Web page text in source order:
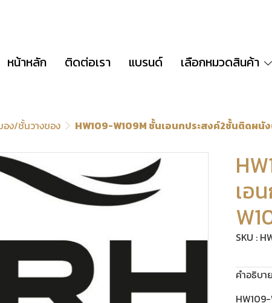
หน้าหลัก ติดต่อเรา แบรนด์ เลือกหมวดสินค้า
อง/ชั้นวางของ HW109-W109M ชั้นเอนกประสงค์2ชั้นติดผนั
เอ
SKU :
คำอธิบ